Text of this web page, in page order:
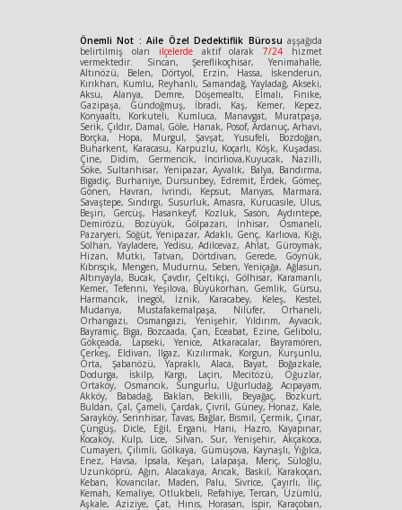
Önemli Not : Aile Özel Dedektiflik Bürosu aşşağıda
belirtilmiş olan ilçelerdeaktif olarak7/24 hizmet
vermektedir. Sincan, Şereflikoçhisar, Yenimahalle,
Altınözü, Belen, Dörtyol, Erzin, Hassa, İskenderun,
Kırıkhan, Kumlu, Reyhanlı, Samandağ, Yayladağ, Akseki,
Aksu, Alanya, Demre, Döşemealtı, Elmalı, Finike,
Gazipaşa, Gündoğmuş, İbradi, Kaş, Kemer, Kepez,
Konyaaltı, Korkuteli, Kumluca, Manavgat, Muratpaşa,
Serik, Çıldır, Damal, Göle, Hanak, Posof, Ardanuç, Arhavi,
Borçka, Hopa, Murgul, Şavşat, Yusufeli, Bozdoğan,
Buharkent, Karacasu, Karpuzlu, Koçarlı, Köşk, Kuşadası,
Çine, Didim, Germencik, İncirliova,Kuyucak, Nazilli,
Söke, Sultanhisar, Yenipazar, Ayvalık, Balya, Bandırma,
Bigadiç, Burhaniye, Dursunbey, Edremit, Erdek, Gömeç,
Gönen, Havran, İvrindi, Kepsut, Manyas, Marmara,
Savaştepe, Sındırgı, Susurluk, Amasra, Kurucasile, Ulus,
Beşiri, Gercüş, Hasankeyf, Kozluk, Sason, Aydıntepe,
Demirözü, Bozüyük, Gölpazarı, İnhisar, Osmaneli,
Pazaryeri, Söğüt, Yenipazar, Adaklı, Genç, Karlıova, Kığı,
Solhan, Yayladere, Yedisu, Adilcevaz, Ahlat, Güroymak,
Hizan, Mutki, Tatvan, Dörtdivan, Gerede, Göynük,
Kıbrısçık, Mengen, Mudurnu, Seben, Yeniçağa, Ağlasun,
Altınyayla, Bucak, Çavdır, Çeltikçi, Gölhisar, Karamanlı,
Kemer, Tefenni, Yeşilova, Büyükorhan, Gemlik, Gürsu,
Harmancık, İnegöl, İznik, Karacabey, Keleş, Kestel,
Mudanya, Mustafakemalpaşa, Nilüfer, Orhaneli,
Orhangazi, Osmangazi, Yenişehir, Yıldırım, Ayvacık,
Bayramiç, Biga, Bozcaada, Çan, Eceabat, Ezine, Gelibolu,
Gökçeada, Lapseki, Yenice, Atkaracalar, Bayramören,
Çerkeş, Eldivan, Ilgaz, Kızılırmak, Korgun, Kurşunlu,
Orta, Şabanözü, Yapraklı, Alaca, Bayat, Boğazkale,
Dodurga, İskilp, Kargı, Laçin, Mecitözü, Oğuzlar,
Ortaköy, Osmancık, Sungurlu, Uğurludağ, Acıpayam,
Akköy, Babadağ, Baklan, Bekilli, Beyağaç, Bozkurt,
Buldan, Çal, Çameli, Çardak, Çivril, Güney, Honaz, Kale,
Sarayköy, Serinhisar, Tavas, Bağlar, Bismil, Çermik, Çınar,
Çüngüş, Dicle, Eğil, Ergani, Hani, Hazro, Kayapınar,
Kocaköy, Kulp, Lice, Silvan, Sur, Yenişehir, Akçakoca,
Cumayeri, Çilimli, Gölkaya, Gümüşova, Kaynaşlı, Yığılca,
Enez, Havsa, İpsala, Keşan, Lalapaşa, Meriç, Süloğlu,
Uzunköprü, Ağın, Alacakaya, Arıcak, Baskil, Karakoçan,
Keban, Kovancılar, Maden, Palu, Sivrice, Çayırlı, İliç,
Kemah, Kemaliye, Otlukbeli, Refahiye, Tercan, Üzümlü,
Aşkale, Aziziye, Çat, Hınıs, Horasan, İspir, Karaçoban,